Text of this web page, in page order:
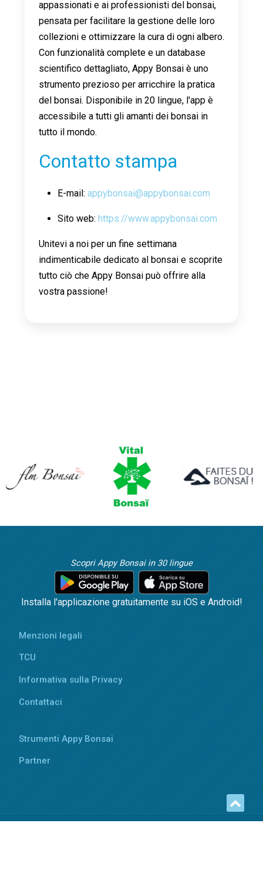
appassionati e ai professionisti del bonsai,
pensata per facilitare la gestione delle loro
collezioni e ottimizzare la cura di ogni albero.
Con funzionalità complete e un database
scientifico dettagliato, Appy Bonsai è uno
strumento prezioso per arricchire la pratica
del bonsai. Disponibile in 20 lingue, l'app è
accessibile a tutti gli amanti dei bonsai in
tutto il mondo.
Contatto stampa
E-mail: appybonsai@appybonsai.com
Sito web: https://www.appybonsai.com
Unitevi a noi per un fine settimana
indimenticabile dedicato al bonsai e scoprite
tutto ciò che Appy Bonsai può offrire alla
vostra passione!
Scopri Appy Bonsai in 30 lingue
Installa l'applicazione gratuitamente su iOS e Android!
Menzioni legali
TCU
Informativa sulla Privacy
Contattaci
Strumenti Appy Bonsai
Partner